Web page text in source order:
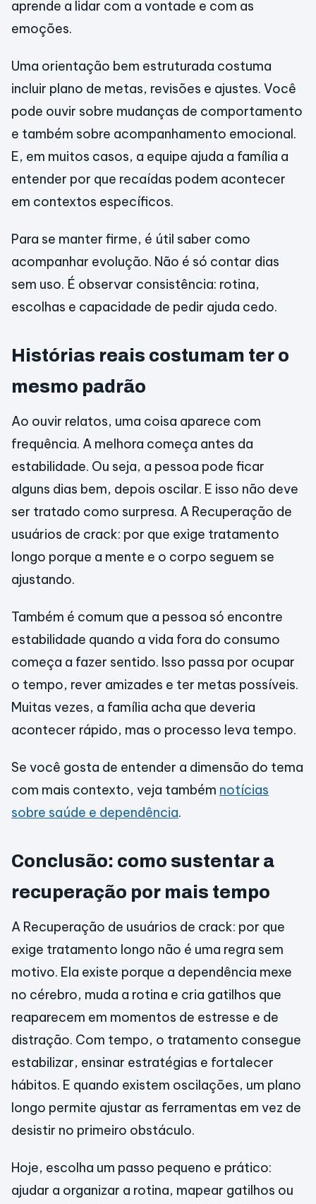
aprende a lidar com a vontade e com as
emoções.
Uma orientação bem estruturada costuma
incluir plano de metas, revisões e ajustes. Você
pode ouvir sobre mudanças de comportamento
e também sobre acompanhamento emocional.
E, em muitos casos, a equipe ajuda a família a
entender por que recaídas podem acontecer
em contextos específicos.
Para se manter firme, é útil saber como
acompanhar evolução. Não é só contar dias
sem uso. É observar consistência: rotina,
escolhas e capacidade de pedir ajuda cedo.
Histórias reais costumam ter o
mesmo padrão
Ao ouvir relatos, uma coisa aparece com
frequência. A melhora começa antes da
estabilidade. Ou seja, a pessoa pode ficar
alguns dias bem, depois oscilar. E isso não deve
ser tratado como surpresa. A Recuperação de
usuários de crack: por que exige tratamento
longo porque a mente e o corpo seguem se
ajustando.
Também é comum que a pessoa só encontre
estabilidade quando a vida fora do consumo
começa a fazer sentido. Isso passa por ocupar
o tempo, rever amizades e ter metas possíveis.
Muitas vezes, a família acha que deveria
acontecer rápido, mas o processo leva tempo.
Se você gosta de entender a dimensão do tema
com mais contexto, veja também notícias
sobre saúde e dependência.
Conclusão: como sustentar a
recuperação por mais tempo
A Recuperação de usuários de crack: por que
exige tratamento longo não é uma regra sem
motivo. Ela existe porque a dependência mexe
no cérebro, muda a rotina e cria gatilhos que
reaparecem em momentos de estresse e de
distração. Com tempo, o tratamento consegue
estabilizar, ensinar estratégias e fortalecer
hábitos. E quando existem oscilações, um plano
longo permite ajustar as ferramentas em vez de
desistir no primeiro obstáculo.
Hoje, escolha um passo pequeno e prático:
ajudar a organizar a rotina, mapear gatilhos ou